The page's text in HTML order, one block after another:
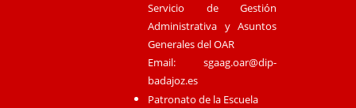
Servicio de Gestión
Administrativa y Asuntos
Generales del OAR
Email:sgaag.oar@dip-
badajoz.es
Patronato de la Escuela